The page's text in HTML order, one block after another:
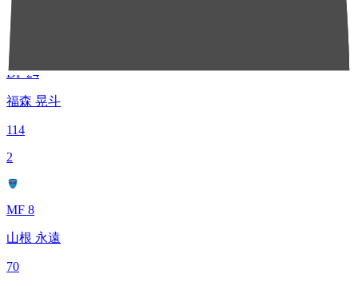
1
DF 24
福森 晃斗
114
2
MF 8
山根 永遠
70